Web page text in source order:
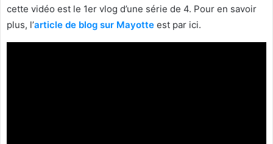
cette vidéo est le 1er vlog d’une série de 4. Pour en savoir
plus, l’article de blog sur Mayotte est par ici.